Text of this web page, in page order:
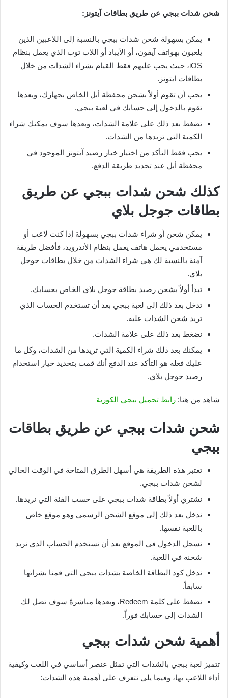
شحن شدات ببجي عن طريق بطاقات آيتونز:
يمكن بسهولة شحن شدات ببجي بالنسبة إلى اللاعبين الذين
يلعبون بهواتف آيفون، أو الآيباد أو اللاب توب الذي يعمل بنظام
iOS، حيث يجب عليهم فقط القيام بشراء الشدات من خلال
بطاقات ايتونز.
يجب أن تقوم أولاً بشحن محفظة أبل الخاص بجهازك، وبعدها
تقوم بالدخول إلى حسابك في لعبة ببجي.
تضغط بعد ذلك على علامة الشدات، وبعدها سوف يمكنك شراء
الكمية التي تريدها من الشدات.
يجب فقط التأكد من اختيار خيار رصيد آيتونز الموجود في
محفظة أبل عند تحديد طريقة الدفع.
كذلك شحن شدات ببجي عن طريق
بطاقات جوجل بلاي
يمكن شحن أو شراء شدات ببجي بسهولة إذا كنت لاعب أو
مستخدمي يحمل هاتف يعمل بنظام الأندرويد، فأفضل طريقة
آمنة بالنسبة لك هي شراء الشدات من خلال بطاقات جوجل
بلاي.
تبدأ أولاً بشحن رصيد بطاقة جوجل بلاي الخاص بحسابك.
تدخل بعد ذلك إلى لعبة ببجي بعد أن تستخدم الحساب الذي
تريد شحن الشدات عليه.
نضغط بعد ذلك على علامة الشدات.
يمكنك بعد ذلك شراء الكمية التي تريدها من الشدات، وكل ما
عليك فعله هو التأكد عند الدفع أنك قمت بتحديد خيار استخدام
رصيد جوجل بلاي.
شاهد من هنا: رابط تحميل ببجي الكورية
شحن شدات ببجي عن طريق بطاقات
ببجي
تعتبر هذه الطريقة هي أسهل الطرق المتاحة في الوقت الحالي
لشحن شدات ببجي.
نشتري أولاً بطاقة شدات ببجي على حسب الفئة التي نريدها.
ندخل بعد ذلك إلى موقع الشحن الرسمي وهو موقع خاص
باللعبة نفسها.
نسجل الدخول في الموقع بعد أن نستخدم الحساب الذي نريد
شحنه في اللعبة.
ندخل كود البطاقة الخاصة بشدات ببجي التي قمنا بشرائها
سابقاً.
نضغط على كلمة Redeem، وبعدها مباشرةً سوف تصل لك
الشدات إلى حسابك فوراً.
أهمية شحن شدات ببجي
تتميز لعبة ببجي بالشدات التي تمثل عنصر أساسي في اللعب وكيفية
أداء اللاعب بها، وفيما يلي نتعرف على أهمية هذه الشدات: